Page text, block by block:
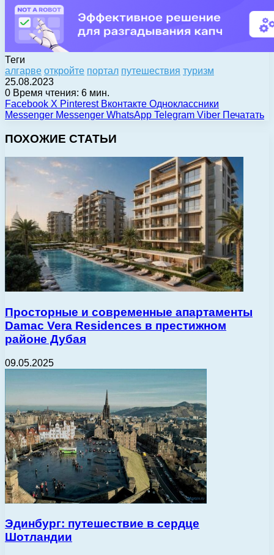
Теги
алгарве откройте портал путешествия туризм
25.08.2023
0 Время чтения: 6 мин.
Facebook X Pinterest Вконтакте Одноклассники
Messenger Messenger WhatsApp Telegram Viber Печатать
ПОХОЖИЕ СТАТЬИ
Просторные и современные апартаменты
Damac Vera Residences в престижном
районе Дубая
09.05.2025
Эдинбург: путешествие в сердце
Шотландии